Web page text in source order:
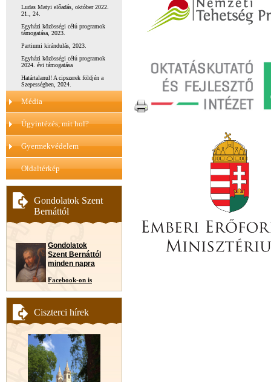
Ludas Matyi előadás, október 2022.
21., 24.
Egyházi közösségi célú programok
támogatása, 2023.
Partiumi kirándulás, 2023.
Egyházi közösségi célú programok
2024. évi támogatása
Határtalanul! A cipszerek földjén a
Szepességben, 2024.
Média
Ügyintézés, mit hol?
Gyermekvédelem
Oldaltérkép
Gondolatok Szent
Bernáttól
Gondolatok
Szent Bernáttól
minden napra
Facebook-on is
Ciszterci hírek